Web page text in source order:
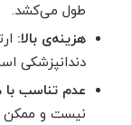
طول می‌کشد.
هزینه‌ی بالا:
دندانپزشکی
عدم تناسب با
نیست و ممکن